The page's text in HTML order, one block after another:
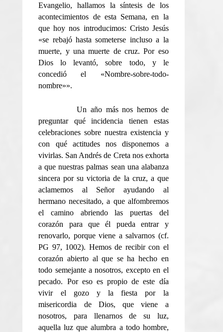
Evangelio, hallamos la síntesis de los
acontecimientos de esta Semana, en la
que hoy nos introducimos: Cristo Jesús
«se rebajó hasta someterse incluso a la
muerte, y una muerte de cruz. Por eso
Dios lo levantó, sobre todo, y le
concedió el «Nombre-sobre-todo-
nombre»».
Un año más nos hemos de
preguntar qué incidencia tienen estas
celebraciones sobre nuestra existencia y
con qué actitudes nos disponemos a
vivirlas. San Andrés de Creta nos exhorta
a que nuestras palmas sean una alabanza
sincera por su victoria de la cruz, a que
aclamemos al Señor ayudando al
hermano necesitado, a que alfombremos
el camino abriendo las puertas del
corazón para que él pueda entrar y
renovarlo, porque viene a salvarnos (cf.
PG 97, 1002). Hemos de recibir con el
corazón abierto al que se ha hecho en
todo semejante a nosotros, excepto en el
pecado. Por eso es propio de este día
vivir el gozo y la fiesta por la
misericordia de Dios, que viene a
nosotros, para llenarnos de su luz,
aquella luz que alumbra a todo hombre,